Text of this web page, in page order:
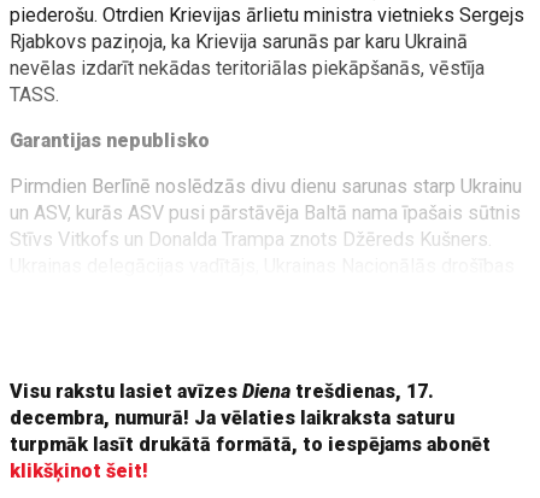
piederošu. Otrdien Krievijas ārlietu ministra vietnieks Sergejs
Rjabkovs paziņoja, ka Krievija sarunās par karu Ukrainā
nevēlas izdarīt nekādas teritoriālas piekāpšanās, vēstīja
TASS.
Garantijas nepublisko
Pirmdien Berlīnē noslēdzās divu dienu sarunas starp Ukrainu
un ASV, kurās ASV pusi pārstāvēja Baltā nama īpašais sūtnis
Stīvs Vitkofs un Donalda Trampa znots Džēreds Kušners.
Visu rakstu lasiet avīzesDiena trešdienas, 17.
decembra, numurā! Ja vēlaties laikraksta saturu
turpmāk lasīt drukātā formātā, to iespējams abonēt
klikšķinot šeit!